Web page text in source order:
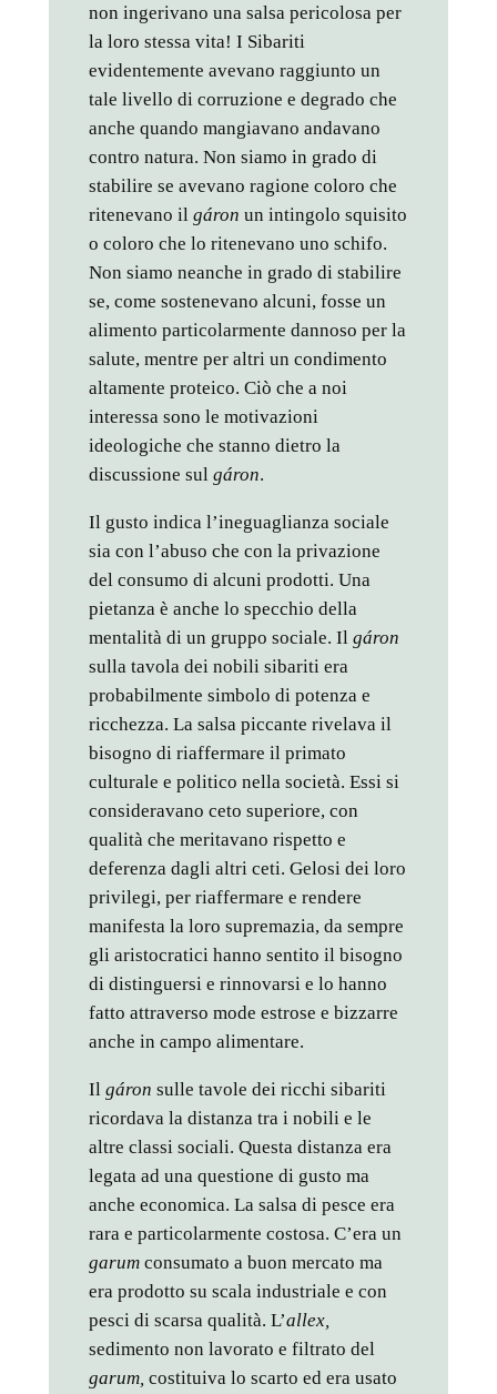
non ingerivano una salsa pericolosa per
la loro stessa vita! I Sibariti
evidentemente avevano raggiunto un
tale livello di corruzione e degrado che
anche quando mangiavano andavano
contro natura. Non siamo in grado di
stabilire se avevano ragione coloro che
ritenevano il gáron un intingolo squisito
o coloro che lo ritenevano uno schifo.
Non siamo neanche in grado di stabilire
se, come sostenevano alcuni, fosse un
alimento particolarmente dannoso per la
salute, mentre per altri un condimento
altamente proteico. Ciò che a noi
interessa sono le motivazioni
ideologiche che stanno dietro la
discussione sul gáron.
Il gusto indica l’ineguaglianza sociale
sia con l’abuso che con la privazione
del consumo di alcuni prodotti. Una
pietanza è anche lo specchio della
mentalità di un gruppo sociale. Il gáron
sulla tavola dei nobili sibariti era
probabilmente simbolo di potenza e
ricchezza. La salsa piccante rivelava il
bisogno di riaffermare il primato
culturale e politico nella società. Essi si
consideravano ceto superiore, con
qualità che meritavano rispetto e
deferenza dagli altri ceti. Gelosi dei loro
privilegi, per riaffermare e rendere
manifesta la loro supremazia, da sempre
gli aristocratici hanno sentito il bisogno
di distinguersi e rinnovarsi e lo hanno
fatto attraverso mode estrose e bizzarre
anche in campo alimentare.
Il gáron sulle tavole dei ricchi sibariti
ricordava la distanza tra i nobili e le
altre classi sociali. Questa distanza era
legata ad una questione di gusto ma
anche economica. La salsa di pesce era
rara e particolarmente costosa. C’era un
garumconsumato a buon mercato ma
era prodotto su scala industriale e con
pesci di scarsa qualità. L’allex,
sedimento non lavorato e filtrato del
garum, costituiva lo scarto ed era usato